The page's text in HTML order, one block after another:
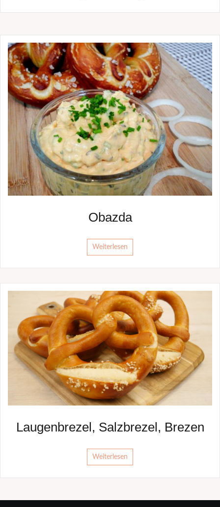
Obazda
Weiterlesen
Laugenbrezel, Salzbrezel, Brezen
Weiterlesen